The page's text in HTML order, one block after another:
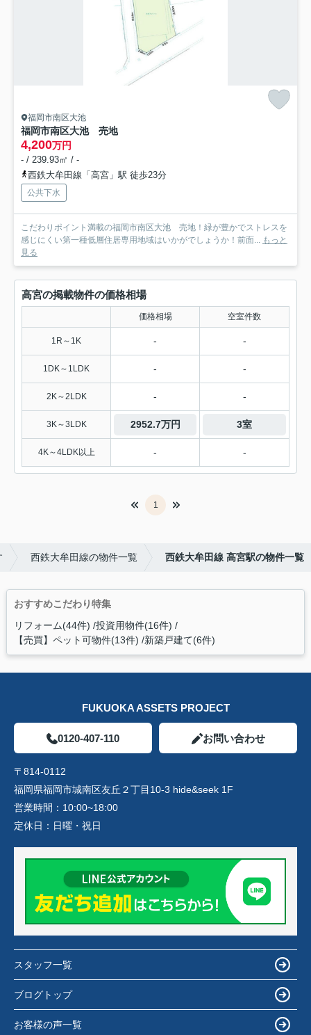
福岡市南区大池
福岡市南区大池 売地
4,200万円
- / 239.93㎡ / -
西鉄大牟田線「高宮」駅 徒歩23分
公共下水
こだわりポイント満載の福岡市南区大池 売地！緑が豊かでストレスを
感じにくい第一種低層住居専用地域はいかがでしょうか！前面... もっと
見る
高宮の掲載物件の価格相場
価格相場 空室件数
1R～1K - -
1DK～1LDK - -
2K～2LDK - -
3K～3LDK 2952.7万円 3室
4K～4LDK以上 - -
1
西鉄大牟田線の物件一覧 西鉄大牟田線 高宮駅の物件一覧
おすすめこだわり特集
リフォーム(44件) 投資用物件(16件)
【売買】ペット可物件(13件) 新築戸建て(6件)
FUKUOKA ASSETS PROJECT
0120-407-110 お問い合わせ
〒814-0112
福岡県福岡市城南区友丘２丁目10-3 hide&seek 1F
営業時間： 10:00~18:00
定休日： 日曜・祝日
スタッフ一覧
ブログトップ
お客様の声一覧